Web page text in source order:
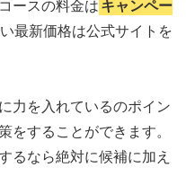
ースの料金は キャンペー
最新価格は公式サイトを
力を入れているのポイン
をすることができます。
るなら絶対に候補に加え